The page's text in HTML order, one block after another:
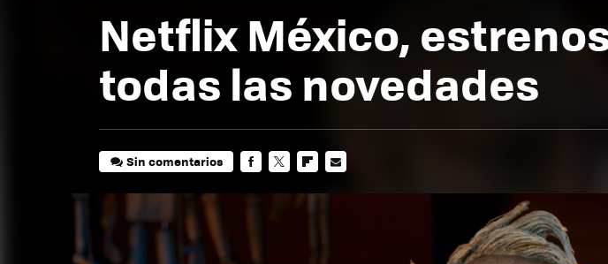
Netflix México,
todas las novedades
Sin comentarios